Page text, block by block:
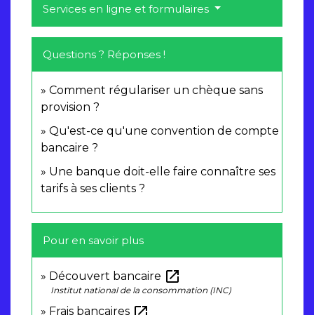
Services en ligne et formulaires
Questions ? Réponses !
Comment régulariser un chèque sans
provision ?
Qu'est-ce qu'une convention de compte
bancaire ?
Une banque doit-elle faire connaître ses
tarifs à ses clients ?
Pour en savoir plus
Découvert bancaire open_in_new
Institut national de la consommation (INC)
Frais bancaires